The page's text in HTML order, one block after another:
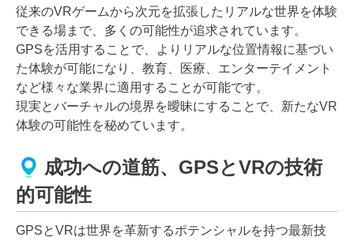
従来のVRゲームから次元を拡張したリアルな世界を体験
できる場まで、多くの可能性が追求されています。
GPSを活用することで、よりリアルな位置情報に基づい
た体験が可能になり、教育、医療、エンターテイメント
など様々な業界に適用することが可能です。
現実とバーチャルの境界を曖昧にすることで、新たなVR
体験の可能性を秘めています。
成功への道筋、GPSとVRの技術
的可能性
GPSとVRは世界を革新するポテンシャルを持つ最新技